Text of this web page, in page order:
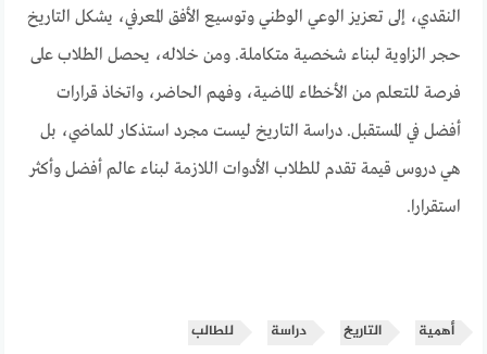
النقدي، إلى تعزيز الوعي الوطني وتوسيع الأفق المعرفي، يشكل التاريخ
حجر الزاوية لبناء شخصية متكاملة. ومن خلاله، يحصل الطلاب على
فرصة للتعلم من الأخطاء الماضية، وفهم الحاضر، واتخاذ قرارات
أفضل في المستقبل. دراسة التاريخ ليست مجرد استذكار للماضي، بل
هي دروس قيمة تقدم للطلاب الأدوات اللازمة لبناء عالم أفضل وأكثر
استقرارا.
أهمية التاريخ دراسة للطالب